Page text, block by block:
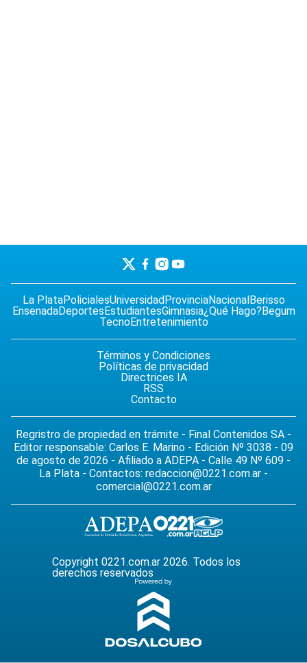
La PlataPolicialesUniversidad ProvinciaNacional Berisso
EnsenadaDeportes EstudiantesGimnasia¿Qué Hago? Begum
TecnoEntretenimiento
Términos y Condiciones
Políticas de privacidad
Directrices IA
RSS
Contacto
Regristro de propiedad en trámite - Final Contenidos SA -
Editor responsable: Carlos E. Marino - Edición Nº 3038 - 09
de agosto de 2026 - Afiliado a ADEPA - Calle 49 Nº 609 -
La Plata - Contactos: redaccion@0221.com.ar -
comercial@0221.com.ar
Copyright 0221.com.ar 2026. Todos los
derechos reservados